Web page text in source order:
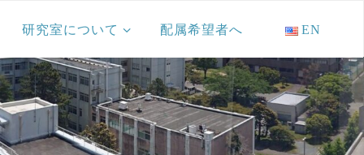
研究室について 配属希望者へ EN